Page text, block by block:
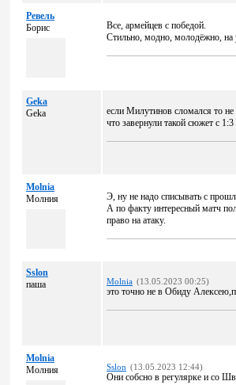
Ревель
Борис
Все, армейцев с победой.
Стильно, модно, молодёжно, на
Geka
Geka
если Милутинов сломался то
что завернули такой сюжет с 1:3
Molnia
Молния
Э, ну не надо списывать с
А по факту интересный матч
право на атаку.
Sslon
паша
Molnia (13.05.2023 00:25)
это точно не в Обиду
Molnia
Молния
Sslon (13.05.2023 12:44)
Они собсно в регулярке и со